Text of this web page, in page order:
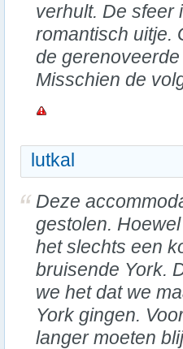
verhult. De sfeer
romantisch uitje.
de
Misschien de
lutkal
Deze
gestolen.
het slechts een
bruisende York.
we het dat we
York gingen.
langer moeten